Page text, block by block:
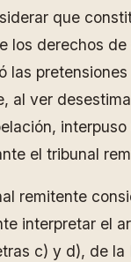
que
los derechos de
las pretensiones
al ver
el tribunal
remitente
interpretar el
c) y d), de la